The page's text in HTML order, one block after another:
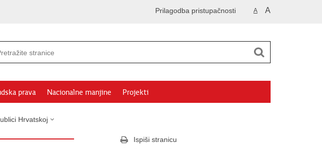
A A
Prilagodba pristupačnosti
prava Nacionalne manjine Projekti
Hrvatskoj
Ispiši stranicu